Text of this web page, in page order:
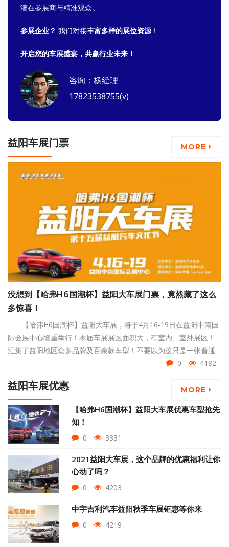
潜在参展商与精准观众。
参展企业？ 我们对接丰富多样的展位资源！
开启您的车展盛宴，共赢行业未来！
咨询：杨经理
17823538755(v)
益阳车展门票 MORE
没想到【哈弗H6国潮杯】益阳大车展门票，竟然藏了这么
多惊喜！
【哈弗H6国潮杯】益阳大车展，将于4月16-19日在益阳中南国
际会展中心隆重举行！本届车展展区面积大，有室内、室外展区！
汇集了益阳地区众多品牌及百余款车型！不要以为这只是一张普通
的门票哦，它可是涵盖了多重福利呢！跟小编一起来看看吧！
0 4182
益阳车展优惠 MORE
【哈弗H6国潮杯】益阳大车展优惠车型抢先
知！
0 3331
2021益阳大车展，这个品牌的优惠福利让你
心动了吗？
0 4203
中宇吉利汽车益阳秋季车展钜惠等你来
0 4219